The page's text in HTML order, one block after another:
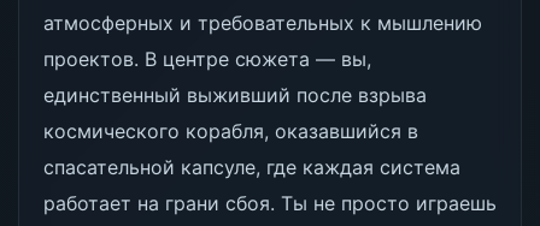
атмосферных и требовательных к мышлению
проектов. В центре сюжета — вы,
единственный выживший после взрыва
космического корабля, оказавшийся в
спасательной капсуле, где каждая система
работает на грани сбоя. Ты не просто играешь